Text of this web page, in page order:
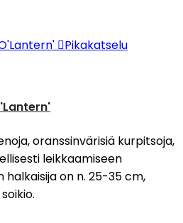
Pikakatselu
oranssinvärisiä kurpitsoja,
leikkaamiseen
halkaisija on n. 25-35 cm,